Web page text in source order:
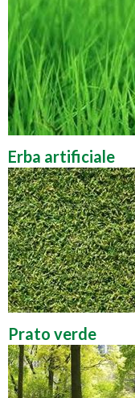
Erba artificiale
Prato verde